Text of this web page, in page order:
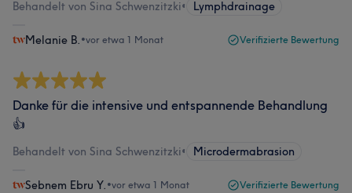
Behandelt von Sina Schwenzitzki• Lymphdrainage
Melanie B. •vor etwa 1 Monat Verifizierte Bewertung
Danke für die intensive und entspannende Behandlung
👍
Behandelt von Sina Schwenzitzki• Microdermabrasion
Sebnem Ebru Y. •vor etwa 1 Monat Verifizierte Bewertung